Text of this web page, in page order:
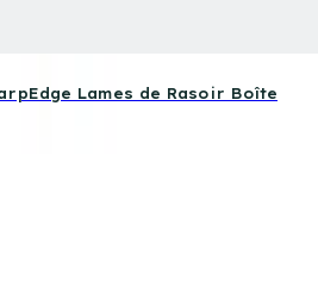
Lames de Rasoir Boîte